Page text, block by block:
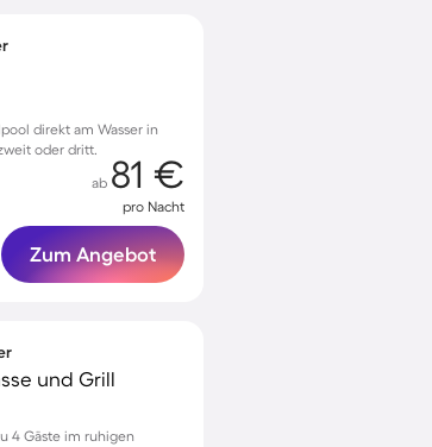
direkt am Wasser in
oder dritt.
ab 81 €
pro Nacht
Zum Angebot
und Grill
4 Gäste im ruhigen